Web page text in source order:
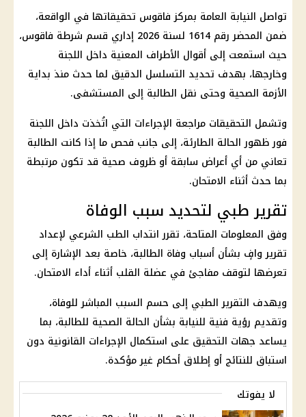
تواصل النيابة العامة بمركز فاقوس تحقيقاتها في الواقعة،
ضمن المحضر رقم 1614 لسنة 2026 إداري قسم شرطة فاقوس،
حيث استمعت إلى أقوال الأطراف المعنية داخل اللجنة
وخارجها، بهدف تحديد التسلسل الدقيق لما حدث منذ بداية
الأزمة الصحية وحتى نقل الطالبة إلى المستشفى.
وتشمل التحقيقات مراجعة الإجراءات التي اتُخذت داخل اللجنة
فور ظهور الحالة الطارئة، إلى جانب فحص ما إذا كانت الطالبة
تعاني من أي أعراض سابقة أو ظروف صحية قد تكون مرتبطة
بما حدث أثناء الامتحان.
تقرير طبي لتحديد سبب الوفاة
وفق المعلومات المتاحة، تقرر انتداب الطب الشرعي لإعداد
تقرير وافٍ بشأن أسباب وفاة الطالبة، خاصة بعد الإشارة إلى
تعرضها لتوقف مفاجئ في عضلة القلب أثناء أداء الامتحان.
ويهدف التقرير الطبي إلى حسم السبب المباشر للوفاة،
وتقديم رؤية فنية للنيابة بشأن الحالة الصحية للطالبة، بما
يساعد جهات التحقيق على استكمال الإجراءات القانونية دون
استباق للنتائج أو إطلاق أحكام غير مؤكدة.
لا يفوتك